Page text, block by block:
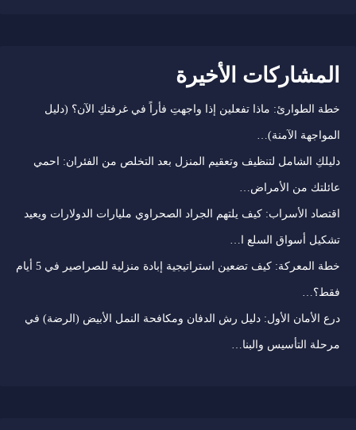
المشاركات الأخيرة
خطة الطوارئ: ماذا تفعلين إذا واجهتِ فأراً في غرفتكِ الآن؟ (دليل
المواجهة الآمنة)…
دليلكِ الشامل لتنظيف وتعقيم المنزل بعد التخلص من الفئران: احمي
عائلتك من الأمراض…
اقتصاد الأسراب: كيف يلتهم الجراد الصحراوي مليارات الدولارات ويعيد
تشكيل أسواق السلع ا…
خطة المعركة: كيف تضعين استراتيجية إبادة منزلية للصراصير في 5 أيام
فقط؟…
درع الأمان الأول: دليل رش الدفان ومكافحة النمل الأبيض (الرضة) في
مرحلة التأسيس والبنا…